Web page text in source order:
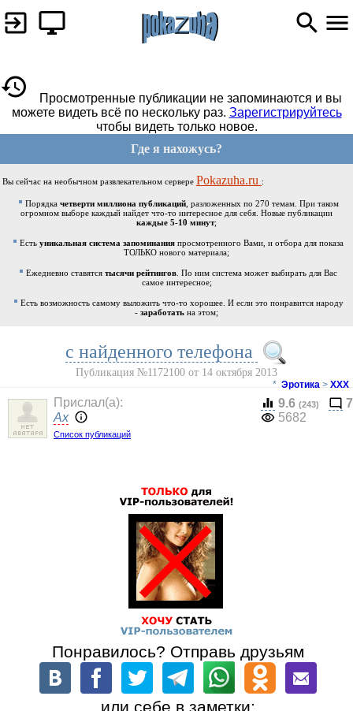
Просмотренные публикации не запоминаются и вы
можете видеть всё по нескольку раз. Зарегистрируйтесь
чтобы видеть только новое.
Где я нахожусь?
Вы сейчас на необычном развлекательном сервере Pokazuha.ru :
Порядка четверти миллиона публикаций, разложенных по 270 темам. При таком
огромном выборе каждый найдет что-то интересное для себя. Новые публикации
каждые 5-10 минут;
Есть уникальная система запоминания просмотренного Вами, и отбора для показа
ТОЛЬКО нового материала;
Ежедневно ставятся тысячи рейтингов . По ним система может выбирать для Вас
самое интересное;
Есть возможность самому выложить что-то хорошее. И если это понравится народу
- заработать на этом;
с найденного телефона
Публикация №1172100 от 14 октября 2013
* Эротика > ХХХ
Прислал(a):
Ax
Список публикаций
9.6 (243)
7
5682
Понравилось? Отправь друзьям
или себе в заметки: